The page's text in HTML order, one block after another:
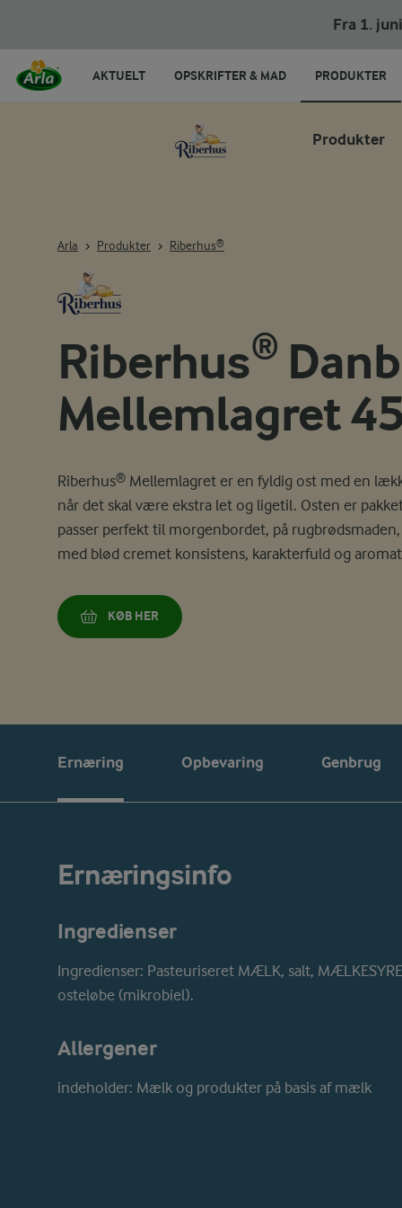
Fra 1.
AKTUELT OPSKRIFTER & MAD PRODUKTER
Produkter
Arla Produkter Riberhus®
Riberhus®
Mellemlagret
KØB HER
Riberhus® Mellemlagret er en fyldig ost med en
når det skal være ekstra let og ligetil. Osten er
passer perfekt til morgenbordet, på
med blød cremet konsistens, karakterfuld og
Ernæring Opbevaring Genbrug
Ernæringsinfo
Ingredienser
Ingredienser: Pasteuriseret MÆLK, salt,
osteløbe (mikrobiel).
Allergener
indeholder: Mælk og produkter på basis af mælk